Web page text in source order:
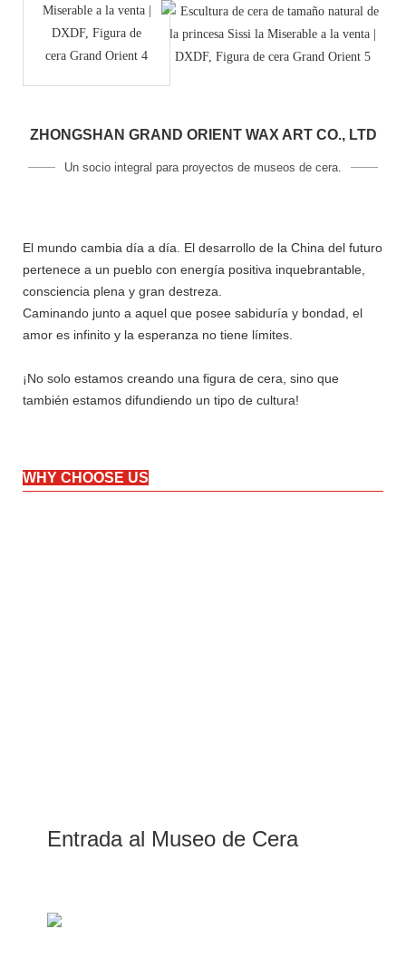
ZHONGSHAN GRAND ORIENT WAX ART CO., LTD
Un socio integral para proyectos de museos de cera.
El mundo cambia día a día. El desarrollo de la China del futuro
pertenece a un pueblo con energía positiva inquebrantable,
consciencia plena y gran destreza.
Caminando junto a aquel que posee sabiduría y bondad, el
amor es infinito y la esperanza no tiene límites.
¡No solo estamos creando una figura de cera, sino que
también estamos difundiendo un tipo de cultura!
WHY CHOOSE US
Entrada al Museo de Cera